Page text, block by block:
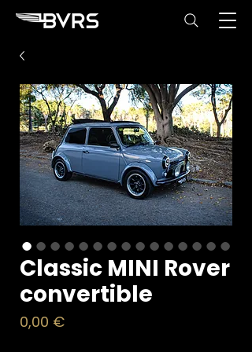
Classic MINI Rover
convertible
0,00 €Price